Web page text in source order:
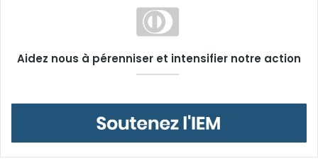
Aidez nous à pérenniser et intensifier notre action